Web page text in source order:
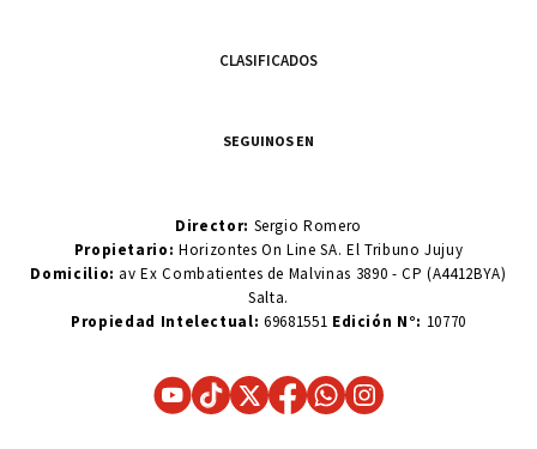
CLASIFICADOS
SEGUINOS EN
Director: Sergio Romero
Propietario:Horizontes On Line SA. El Tribuno Jujuy
Domicilio: av Ex Combatientes de Malvinas 3890 - CP (A4412BYA)
Salta.
Propiedad Intelectual: 69681551 Edición N°: 10770